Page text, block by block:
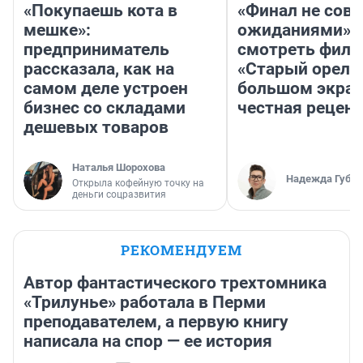
«Покупаешь кота в
мешке»:
предприниматель
рассказала, как на
самом деле устроен
бизнес со складами
дешевых товаров
Наталья Шорохова
Открыла кофейную точку на
деньги соцразвития
«Финал не
ожиданиями»:
смотреть
«Старый орел»
большом
честная
Надежда
РЕКОМЕНДУЕМ
Автор фантастического трехтомника
«Трилунье» работала в Перми
преподавателем, а первую книгу
написала на спор — ее история